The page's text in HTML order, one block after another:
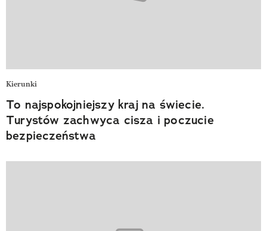
Kierunki
To najspokojniejszy kraj na świecie.
Turystów zachwyca cisza i poczucie
bezpieczeństwa